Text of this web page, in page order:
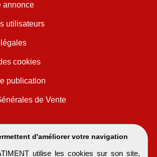
d'améliorer votre navigation
utilise les cookies sur son site,
annonce
utilisateurs
légales
cookies
publication
de Vente